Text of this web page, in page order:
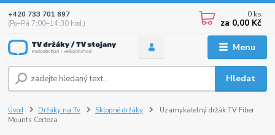
Menu
Hledat
+420 733 701 897
(Po–Pá 7:00–14:30 hod.)
0 ks
za 0,00 Kč
Úvod Držáky na Tv Sklopné držáky
Uzamykatelný držák TV Fiber
Mounts Certeza